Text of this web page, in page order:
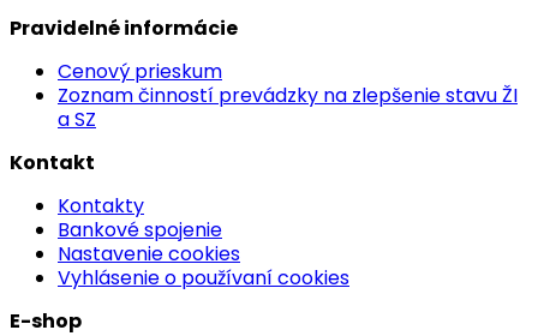
Pravidelné informácie
Cenový prieskum
Zoznam činností prevádzky na zlepšenie stavu ŽI
a SZ
Kontakt
Kontakty
Bankové spojenie
Nastavenie cookies
Vyhlásenie o používaní cookies
E-shop